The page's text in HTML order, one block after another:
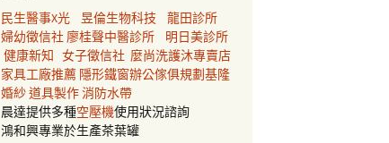
民生醫事X光 昱倫生物科技
龍田診所
婦幼徵信社 廖桂聲中醫診所
明日美診所
健康新知 女子徵信社 麼尚洗護沐專賣店
家具工廠推薦 隱形鐵窗辦公傢俱規劃基隆
婚紗道具製作消防水帶
晨達提供多種空壓機使用狀況諮詢
鴻和興專業於生產茶葉罐